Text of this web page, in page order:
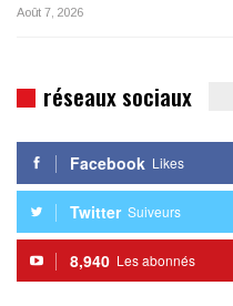
Août 7, 2026
réseaux sociaux
Facebook Likes
Twitter Suiveurs
8,940 Les abonnés